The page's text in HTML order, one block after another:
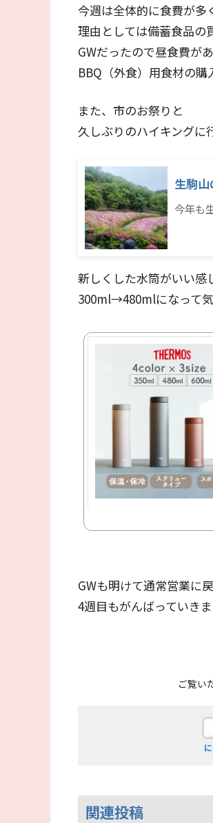
今週は全体的に食費が多
理由としては備蓄食品の
GWだったので昼食費があ
BBQ（外食）用食材の購
また、市のお祭りと
久しぶりのハイキングに
生駒
今年も
新しくした水筒がいい感
300ml→480mlになって気
GWも明けて通常営業に
4週目もがんばっていき
ご覧い
関連投稿